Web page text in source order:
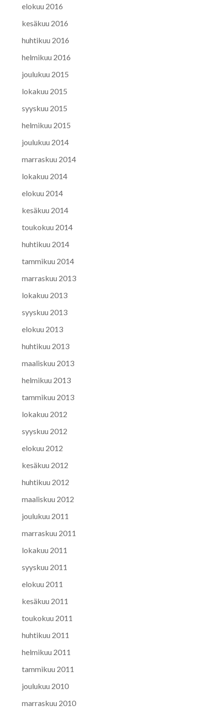
elokuu 2016
kesäkuu 2016
huhtikuu 2016
helmikuu 2016
joulukuu 2015
lokakuu 2015
syyskuu 2015
helmikuu 2015
joulukuu 2014
marraskuu 2014
lokakuu 2014
elokuu 2014
kesäkuu 2014
toukokuu 2014
huhtikuu 2014
tammikuu 2014
marraskuu 2013
lokakuu 2013
syyskuu 2013
elokuu 2013
huhtikuu 2013
maaliskuu 2013
helmikuu 2013
tammikuu 2013
lokakuu 2012
syyskuu 2012
elokuu 2012
kesäkuu 2012
huhtikuu 2012
maaliskuu 2012
joulukuu 2011
marraskuu 2011
lokakuu 2011
syyskuu 2011
elokuu 2011
kesäkuu 2011
toukokuu 2011
huhtikuu 2011
helmikuu 2011
tammikuu 2011
joulukuu 2010
marraskuu 2010